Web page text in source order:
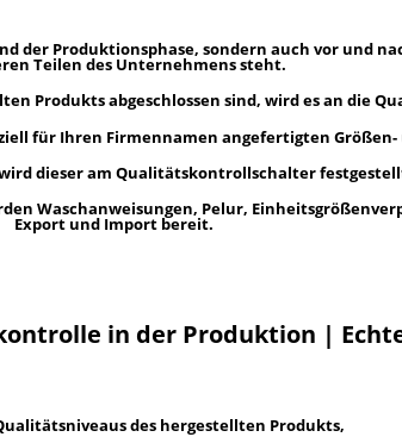
Produktionsphase, sondern auch vor und
Teilen des Unternehmens steht.
Produkts abgeschlossen sind, wird es an die
für Ihren Firmennamen angefertigten
dieser am Qualitätskontrollschalter
Waschanweisungen, Pelur,
Export und Import bereit.
in der Produktion |
des hergestellten Produkts,